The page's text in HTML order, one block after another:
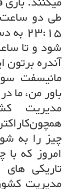
طی دو
آندره برتون
مانیسفت
باور من، ما
مدیریت
چیز را به
امروز که
تاریکی
مدیریت